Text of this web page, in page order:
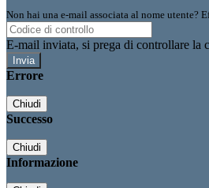
Non hai una e-mail associata al nome utente?
E-mail inviata, si prega di controllare la
Errore
Chiudi
Successo
Chiudi
Informazione